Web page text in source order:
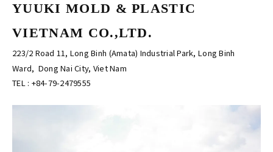
YUUKI MOLD & PLASTIC
VIETNAM CO.,LTD.
223/2 Road 11, Long Binh (Amata) Industrial Park, Long Binh
Ward, Dong Nai City, Viet Nam
TEL : +84-79-2479555